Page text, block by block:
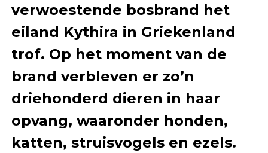
verwoestende bosbrand het
eiland Kythira in Griekenland
trof. Op het moment van de
brand verbleven er zo’n
driehonderd dieren in haar
opvang, waaronder honden,
katten, struisvogels en ezels.